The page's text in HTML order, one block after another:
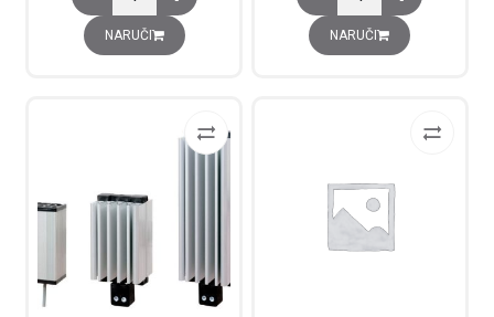
NARUČI NARUČI